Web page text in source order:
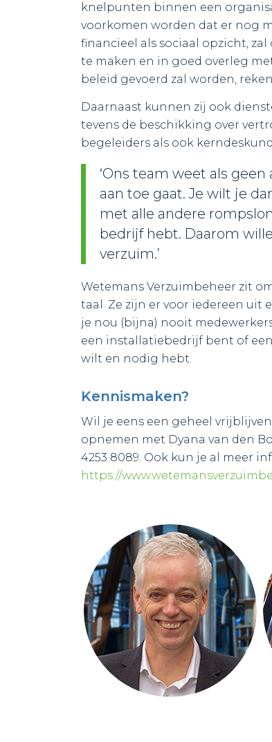
knelpunten binnen een
voorkomen worden dat er nog
financieel als sociaal opzicht,
te maken en in goed overleg
beleid gevoerd zal worden,
Daarnaast kunnen zij ook
tevens de beschikking over
begeleiders als ook
‘Ons team weet als
aan toe gaat. Je wilt je
met alle andere
bedrijf hebt. Daarom
verzuim.’
Wetemans Verzuimbeheer zit
taal. Ze zijn er voor iedereen uit
je nou (bijna) nooit
een installatiebedrijf bent of
wilt en nodig hebt.
Kennismaken?
Wil je eens een geheel
opnemen met Dyana van den
4253 8089. Ook kun je al meer
https://